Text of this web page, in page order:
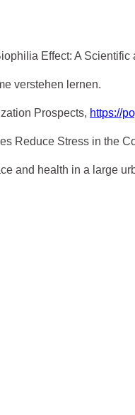
Effect: A
verstehen lernen.
Prospects, https://
Reduce Stress in the
and health in a large